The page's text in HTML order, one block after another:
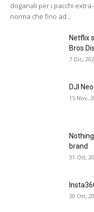
doganali per i pacchi
norma che fino ad...
Netflix
Bros
7 Dic,
DJI
15 Nov,
brand
31 Ott,
30 Ott,